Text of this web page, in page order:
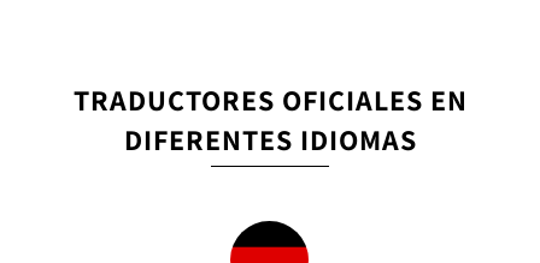
TRADUCTORES OFICIALES EN
DIFERENTES IDIOMAS